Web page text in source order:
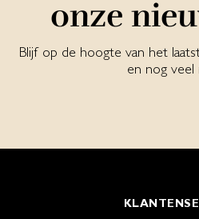
onze
Blijf op de hoogte van het
en nog veel